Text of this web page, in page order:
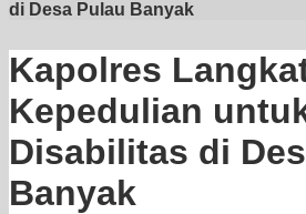
di Desa Pulau Banyak
Kapolres
Kepedulian
Disabilitas di
Banyak